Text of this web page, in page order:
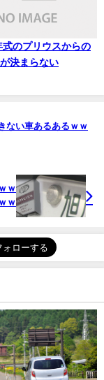
式のプリウスからの
決まらない
ない車あるあるｗｗ
ｗ
ｗ